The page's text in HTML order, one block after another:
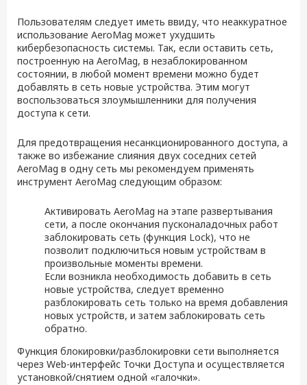
Пользователям следует иметь ввиду, что неаккуратное
использование AeroMag может ухудшить
кибербезопасность системы. Так, если оставить сеть,
построенную на AeroMag, в незаблокированном
состоянии, в любой момент времени можно будет
добавлять в сеть новые устройства. Этим могут
воспользоваться злоумышленники для получения
доступа к сети.
Для предотвращения несанкционированного доступа, а
также во избежание слияния двух соседних сетей
AeroMag в одну сеть мы рекомендуем применять
инструмент AeroMag следующим образом:
Активировать AeroMag на этапе развертывания
сети, а после окончания пусконаладочных работ
заблокировать сеть (функция Lock), что не
позволит подключиться новым устройствам в
произвольные моменты времени.
Если возникла необходимость добавить в сеть
новые устройства, следует временно
разблокировать сеть только на время добавления
новых устройств, и затем заблокировать сеть
обратно.
Функция блокировки/разблокировки сети выполняется
через Web-интерфейс Точки Доступа и осуществляется
установкой/снятием одной «галочки».